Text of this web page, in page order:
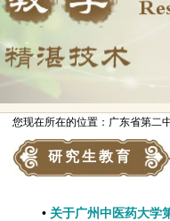
您现在所在的位置：广东省第二
研究生教育
• 关于广州中医药大学